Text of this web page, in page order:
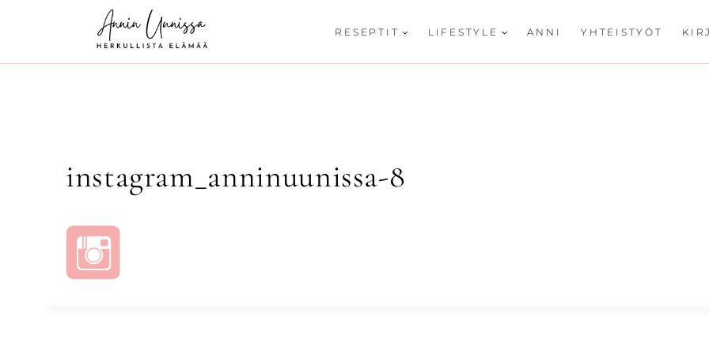
RESEPTIT LIFESTYLE ANNI YHTEISTYÖT
instagram_anninuunissa-8